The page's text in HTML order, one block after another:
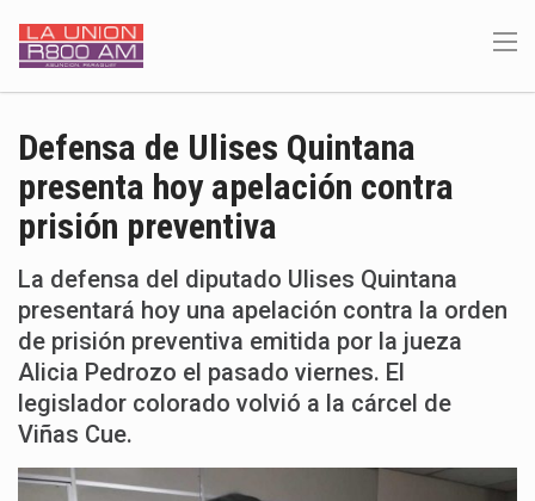
Defensa de Ulises Quintana
presenta hoy apelación contra
prisión preventiva
La defensa del diputado Ulises Quintana
presentará hoy una apelación contra la orden
de prisión preventiva emitida por la jueza
Alicia Pedrozo el pasado viernes. El
legislador colorado volvió a la cárcel de
Viñas Cue.